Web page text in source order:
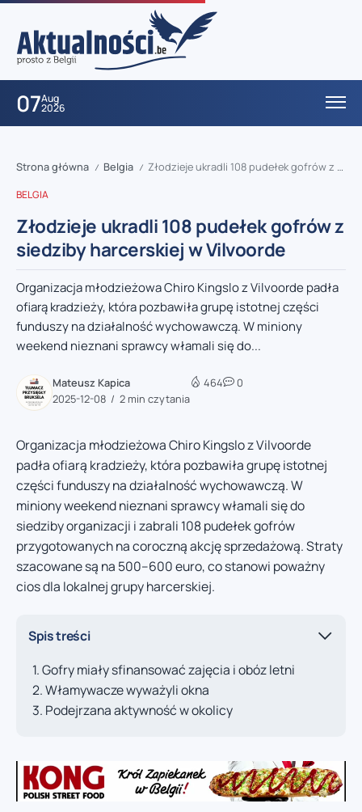
07Aug
2026
Strona główna / Belgia / Złodzieje ukradli 108 pudełek gofrów z siedziby harcerskiej w Vilvoorde
BELGIA
Złodzieje ukradli 108 pudełek gofrów z
siedziby harcerskiej w Vilvoorde
Organizacja młodzieżowa Chiro Kingslo z Vilvoorde padła
ofiarą kradzieży, która pozbawiła grupę istotnej części
funduszy na działalność wychowawczą. W miniony
weekend nieznani sprawcy włamali się do...
Mateusz Kapica
2025-12-08
2 min czytania
464 0
Organizacja młodzieżowa Chiro Kingslo z Vilvoorde
padła ofiarą kradzieży, która pozbawiła grupę istotnej
części funduszy na działalność wychowawczą. W
miniony weekend nieznani sprawcy włamali się do
siedziby organizacji i zabrali 108 pudełek gofrów
przygotowanych na coroczną akcję sprzedażową. Straty
szacowane są na 500–600 euro, co stanowi poważny
cios dla lokalnej grupy harcerskiej.
Spis treści
Gofry miały sfinansować zajęcia i obóz letni
Włamywacze wyważyli okna
Podejrzana aktywność w okolicy